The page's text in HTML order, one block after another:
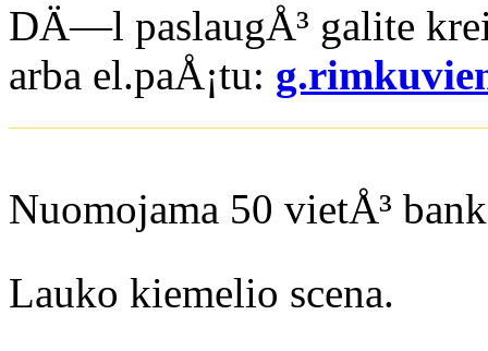
DÄ—l paslaugÅ³ galite
arba el.paÅ¡tu:
Nuomojama 50 vietÅ³
Lauko kiemelio scena.